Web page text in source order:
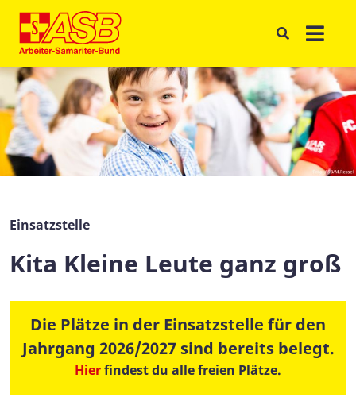
Einsatzstelle
Kita Kleine Leute ganz groß
Die Plätze in der Einsatzstelle für den
Jahrgang 2026/2027 sind bereits belegt.
Hierfindest du alle freien Plätze.